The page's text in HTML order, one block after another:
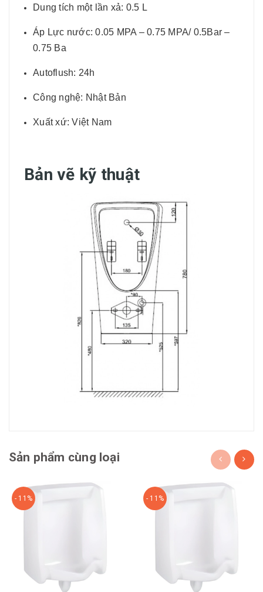
Dung tích một lần xả: 0.5 L
Áp Lực nước: 0.05 MPA – 0.75 MPA/ 0.5Bar –
0.75 Ba
Autoflush: 24h
Công nghệ: Nhật Bản
Xuất xứ: Việt Nam
Bản vẽ kỹ thuật
Sản phẩm cùng loại
- 11% - 11%